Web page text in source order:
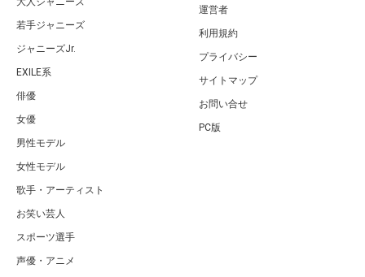
若手ジャニーズ
ジャニーズJr.
EXILE系
俳優
女優
男性モデル
女性モデル
歌手・アーティスト
お笑い芸人
スポーツ選手
声優・アニメ
運営者
利用規約
プライバシー
サイトマップ
お問い合せ
PC版